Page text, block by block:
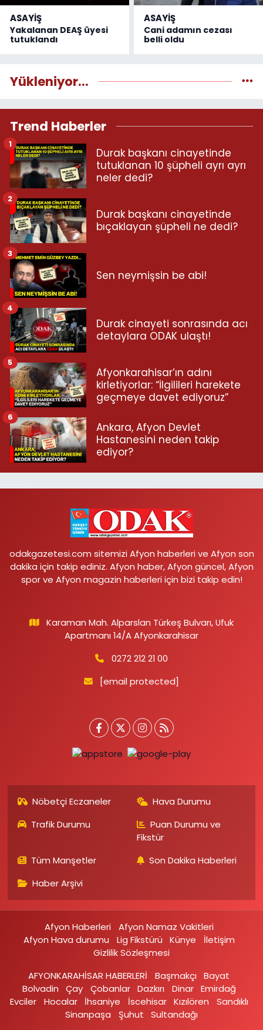
ASAYİŞ
Yakalanan DEAŞ üyesi
tutuklandı
ASAYİŞ
Cani adamın cezası
belli oldu
Yükleniyor...
Trend Haberler
Durak başkanı cinayetinde
tutuklanan 10 şüpheli ayrı ayrı
neler dedi?
1
Durak başkanı cinayetinde
bıçaklayan şüpheli ne dedi?
2
Sen neymişsin be abi!
3
Durak cinayeti sonrasında acı
detaylara ODAK ulaştı!
4
Afyonkarahisar’ın adını
kirletiyorlar: “İlgilileri harekete
geçmeye davet ediyoruz”
5
Ankara, Afyon Devlet
Hastanesini neden takip
ediyor?
6
odakgazetesi.com sitemizi Afyon haberleri ve Afyon son
dakika için takip ediniz. Afyon haber, Afyon güncel, Afyon
spor ve Afyon magazin haberleri için bizi takip edin!
Karaman Mah. Alparslan Türkeş Bulvarı, Ufuk
Apartmanı 14/A Afyonkarahisar
0272 212 21 00
[email protected]
Nöbetçi Eczaneler
Hava Durumu
Trafik Durumu
Puan Durumu ve
Fikstür
Tüm Manşetler
Son Dakika Haberleri
Haber Arşivi
Afyon Haberleri
Afyon Namaz Vakitleri
Afyon Hava durumu
Lig Fikstürü Künye
İletişim
Gizlilik Sözleşmesi
AFYONKARAHİSAR HABERLERİ
Başmakçı
Bayat
Bolvadin
Çay Çobanlar Dazkırı Dinar Emirdağ‎
Evciler‎
Hocalar İhsaniye‎ İscehisar Kızılören‎
Sandıklı‎
Sinanpaşa
Şuhut Sultandağı